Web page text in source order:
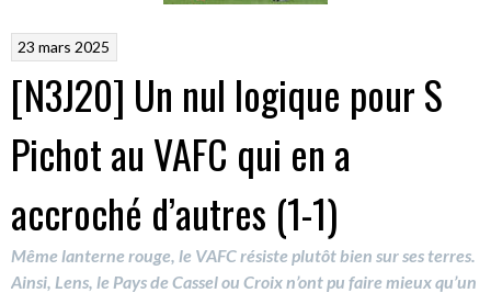
23 mars 2025
[N3J20] Un nul logique pour S
Pichot au VAFC qui en a
accroché d’autres (1-1)
Même lanterne rouge, le VAFC résiste plutôt bien sur ses terres.
Ainsi, Lens, le Pays de Cassel ou Croix n’ont pu faire mieux qu’un